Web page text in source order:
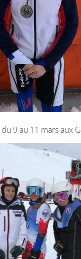
9 au 11 mars aux